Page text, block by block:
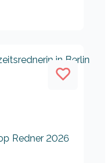
Redner 2026